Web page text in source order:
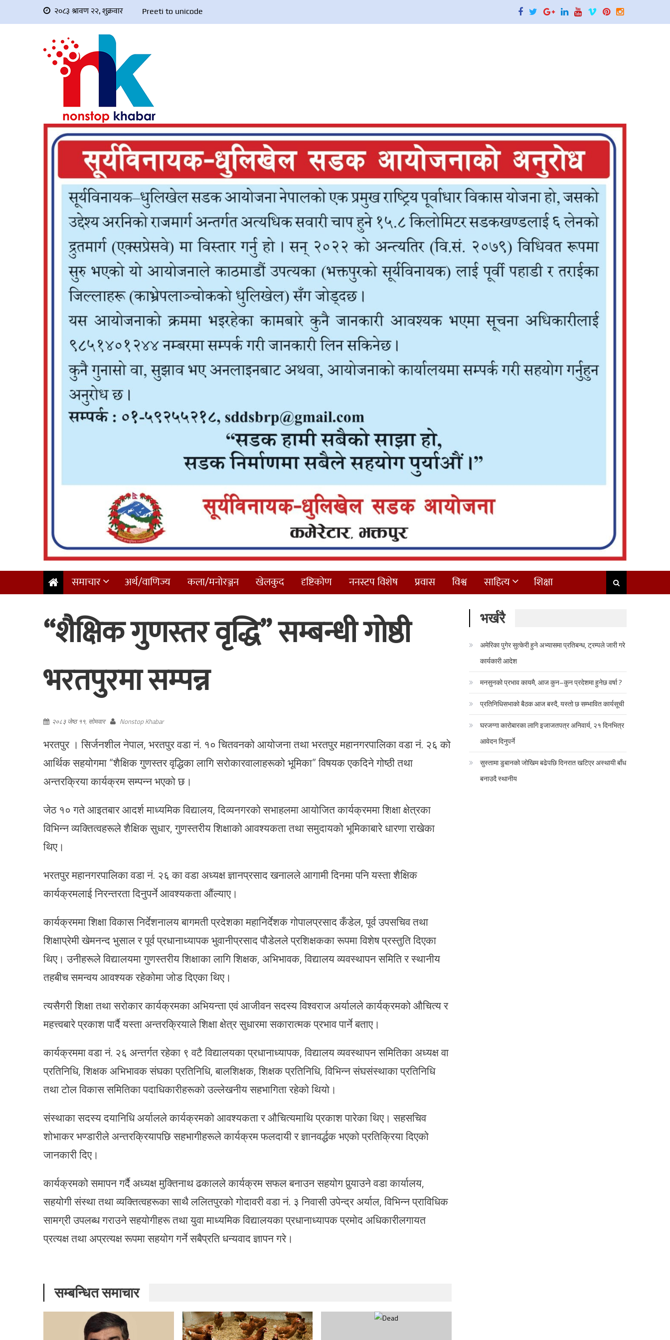
२०८३ श्रावण २२, शुक्रवार Preeti to unicode
समाचार अर्थ/वाणिज्य कला/मनोरञ्जन खेलकुद दृष्टिकोण ननस्टप विशेष प्रवास विश्व साहित्य शिक्षा
“शैक्षिक गुणस्तर वृद्धि” सम्बन्धी गोष्ठी
भरतपुरमा सम्पन्न
२०८३ जेष्ठ ११, सोमवार Nonstop Khabar
भरतपुर । सिर्जनशील नेपाल, भरतपुर वडा नं. १० चितवनको आयोजना तथा भरतपुर महानगरपालिका वडा नं. २६ को
आर्थिक सहयोगमा “शैक्षिक गुणस्तर वृद्धिका लागि सरोकारवालाहरूको भूमिका” विषयक एकदिने गोष्ठी तथा
अन्तरक्रिया कार्यक्रम सम्पन्न भएको छ।
जेठ १० गते आइतबार आदर्श माध्यमिक विद्यालय, दिव्यनगरको सभाहलमा आयोजित कार्यक्रममा शिक्षा क्षेत्रका
विभिन्न व्यक्तित्वहरूले शैक्षिक सुधार, गुणस्तरीय शिक्षाको आवश्यकता तथा समुदायको भूमिकाबारे धारणा राखेका
थिए।
भरतपुर महानगरपालिका वडा नं. २६ का वडा अध्यक्ष ज्ञानप्रसाद खनालले आगामी दिनमा पनि यस्ता शैक्षिक
कार्यक्रमलाई निरन्तरता दिनुपर्ने आवश्यकता औंल्याए।
कार्यक्रममा शिक्षा विकास निर्देशनालय बागमती प्रदेशका महानिर्देशक गोपालप्रसाद कँडेल, पूर्व उपसचिव तथा
शिक्षाप्रेमी खेमनन्द भुसाल र पूर्व प्रधानाध्यापक भुवानीप्रसाद पौडेलले प्रशिक्षकका रूपमा विशेष प्रस्तुति दिएका
थिए। उनीहरूले विद्यालयमा गुणस्तरीय शिक्षाका लागि शिक्षक, अभिभावक, विद्यालय व्यवस्थापन समिति र स्थानीय
तहबीच समन्वय आवश्यक रहेकोमा जोड दिएका थिए।
त्यसैगरी शिक्षा तथा सरोकार कार्यक्रमका अभियन्ता एवं आजीवन सदस्य विश्वराज अर्यालले कार्यक्रमको औचित्य र
महत्त्वबारे प्रकाश पार्दै यस्ता अन्तरक्रियाले शिक्षा क्षेत्र सुधारमा सकारात्मक प्रभाव पार्ने बताए।
कार्यक्रममा वडा नं. २६ अन्तर्गत रहेका ९ वटै विद्यालयका प्रधानाध्यापक, विद्यालय व्यवस्थापन समितिका अध्यक्ष वा
प्रतिनिधि, शिक्षक अभिभावक संघका प्रतिनिधि, बालशिक्षक, शिक्षक प्रतिनिधि, विभिन्न संघसंस्थाका प्रतिनिधि
तथा टोल विकास समितिका पदाधिकारीहरूको उल्लेखनीय सहभागिता रहेको थियो।
संस्थाका सदस्य दयानिधि अर्यालले कार्यक्रमको आवश्यकता र औचित्यमाथि प्रकाश पारेका थिए। सहसचिव
शोभाकर भण्डारीले अन्तरक्रियापछि सहभागीहरूले कार्यक्रम फलदायी र ज्ञानवर्द्धक भएको प्रतिक्रिया दिएको
जानकारी दिए।
कार्यक्रमको समापन गर्दै अध्यक्ष मुक्तिनाथ ढकालले कार्यक्रम सफल बनाउन सहयोग पुर्‍याउने वडा कार्यालय,
सहयोगी संस्था तथा व्यक्तित्वहरूका साथै ललितपुरको गोदावरी वडा नं. ३ निवासी उपेन्द्र अर्याल, विभिन्न प्राविधिक
सामग्री उपलब्ध गराउने सहयोगीहरू तथा युवा माध्यमिक विद्यालयका प्रधानाध्यापक प्रमोद अधिकारीलगायत
प्रत्यक्ष तथा अप्रत्यक्ष रूपमा सहयोग गर्ने सबैप्रति धन्यवाद ज्ञापन गरे।
सम्बन्धित समाचार
भर्खरै
अमेरिका पुगेर सुत्केरी हुने अभ्यासमा प्रतिबन्ध, ट्रम्पले जारी गरे
कार्यकारी आदेश
मनसुनको प्रभाव कायमै, आज कुन–कुन प्रदेशमा हुनेछ वर्षा ?
प्रतिनिधिसभाको बैठक आज बस्दै, यस्तो छ सम्भावित कार्यसूची
घरजग्गा कारोबारका लागि इजाजतपत्र अनिवार्य, २१ दिनभित्र
आवेदन दिनुपर्ने
सुस्तामा डुबानको जोखिम बढेपछि दिनरात खटिएर अस्थायी बाँध
बनाउदै स्थानीय